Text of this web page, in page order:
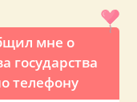
мне о
государства
телефону